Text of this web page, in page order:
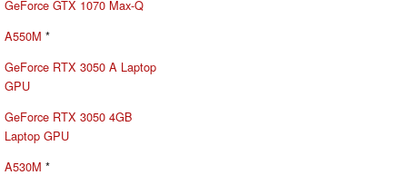
GeForce GTX 1070 Max-Q
A550M *
GeForce RTX 3050 A Laptop
GPU
GeForce RTX 3050 4GB
Laptop GPU
A530M *